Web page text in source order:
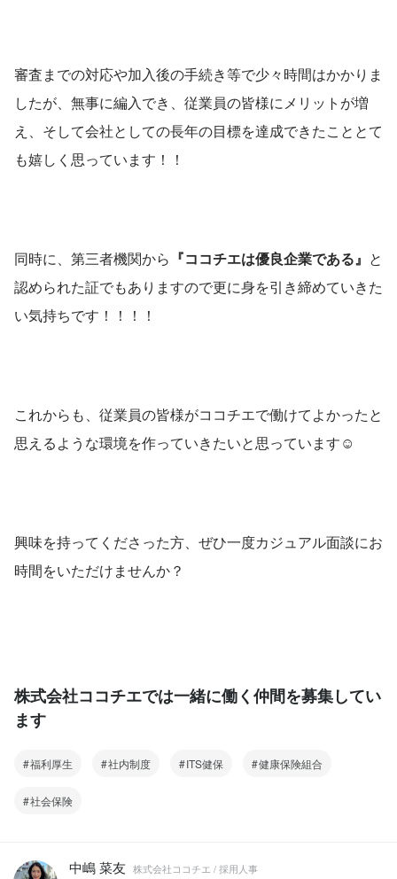
審査までの対応や加入後の手続き等で少々時間はかかりま
したが、無事に編入でき、従業員の皆様にメリットが増
え、そして会社としての長年の目標を達成できたこととて
も嬉しく思っています！！
同時に、第三者機関から 『ココチエは優良企業である』 と
認められた証でもありますので更に身を引き締めていきた
い気持ちです！！！！
これからも、従業員の皆様がココチエで働けてよかったと
思えるような環境を作っていきたいと思っています☺
興味を持ってくださった方、ぜひ一度カジュアル面談にお
時間をいただけませんか？
株式会社ココチエでは一緒に働く仲間を募集してい
ます
福利厚生 社内制度 ITS健保 健康保険組合
社会保険
中嶋 菜友 株式会社ココチエ / 採用人事